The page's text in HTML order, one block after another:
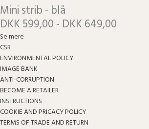
Mini strib - blå
DKK 599,00 - DKK 649,00
Se mere
CSR
ENVIRONMENTAL POLICY
IMAGE BANK
ANTI-CORRUPTION
BECOME A RETAILER
INSTRUCTIONS
COOKIE AND PRICACY POLICY
TERMS OF TRADE AND RETURN